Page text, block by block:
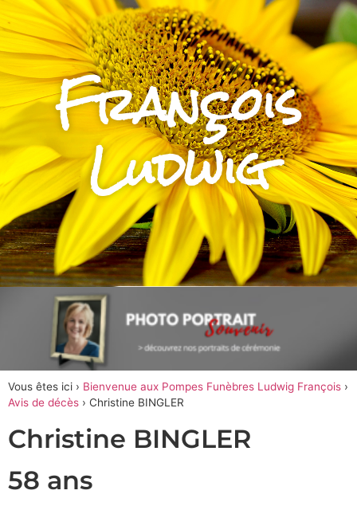
François
Ludwig
Vous êtes ici › Bienvenue aux Pompes Funèbres Ludwig François ›
Avis de décès › Christine BINGLER
Christine BINGLER
58 ans